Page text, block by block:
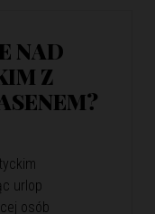
NAD
Z
urlop
osób